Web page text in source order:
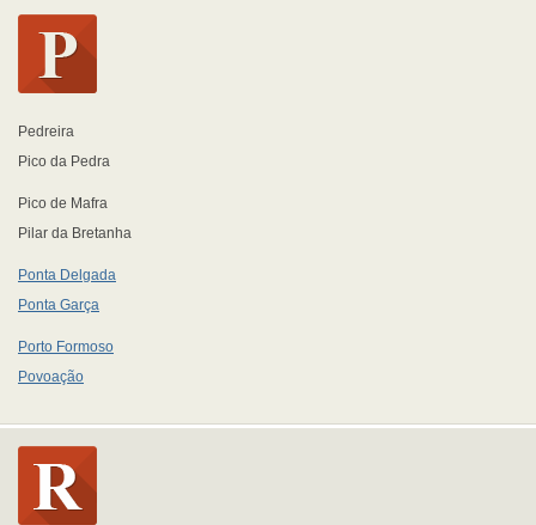
Pedreira
Pico da Pedra
Pico de Mafra
Pilar da Bretanha
Ponta Delgada
Ponta Garça
Porto Formoso
Povoação